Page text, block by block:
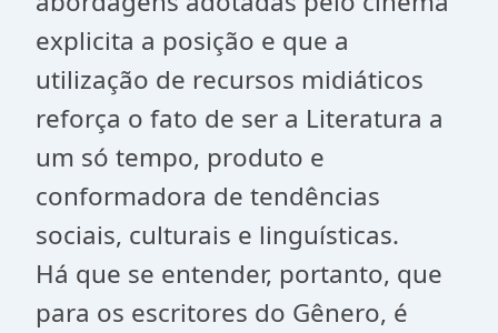
explicita a posição e que a
utilização de recursos midiáticos
reforça o fato de ser a Literatura a
um só tempo, produto e
conformadora de tendências
sociais, culturais e linguísticas.
Há que se entender, portanto, que
para os escritores do Gênero, é